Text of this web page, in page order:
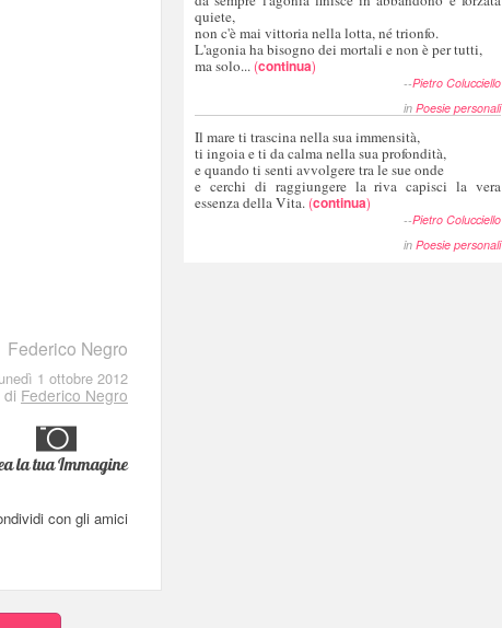
Federico Negro
1 ottobre 2012
di Federico Negro
la tua Immagine
con gli amici
quiete,
non c'è mai vittoria nella lotta, né trionfo.
L'agonia ha bisogno dei mortali e non è per tutti,
ma solo... (continua)
--Pietro Colucciello
in Poesie personali
Il mare ti trascina nella sua immensità,
ti ingoia e ti da calma nella sua profondità,
e quando ti senti avvolgere tra le sue onde
e cerchi di raggiungere la riva capisci la vera
essenza della Vita. (continua)
--Pietro Colucciello
in Poesie personali